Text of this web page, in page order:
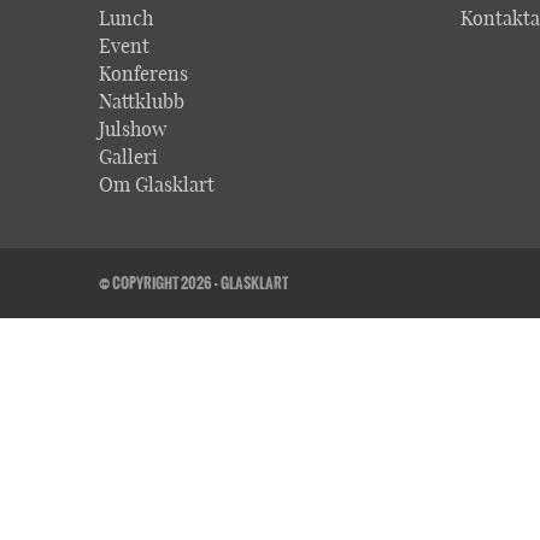
Lunch
Event
Konferens
Nattklubb
Julshow
Galleri
Om Glasklart
© COPYRIGHT 2026 - GLASKLART